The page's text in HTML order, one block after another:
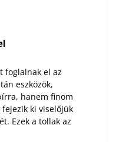
foglalnak el az
eszközök,
hanem finom
fejezik ki viselőjük
Ezek a tollak az